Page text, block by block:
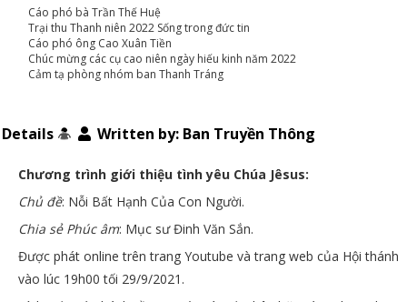
Cáo phó bà Trần Thế Huệ
Trại thu Thanh niên 2022 Sống trong đức tin
Cáo phó ông Cao Xuân Tiền
Chúc mừng các cụ cao niên ngày hiếu kinh năm 2022
Cảm tạ phòng nhóm ban Thanh Tráng
Details Written by: Ban Truyền Thông
Chương trình giới thiệu tình yêu Chúa Jêsus:
Chủ đề: Nỗi Bất Hạnh Của Con Người.
Chia sẻ Phúc âm: Mục sư Đinh Văn Sắn.
Được phát online trên trang Youtube và trang web của Hội thánh
vào lúc 19h00 tối 29/9/2021.